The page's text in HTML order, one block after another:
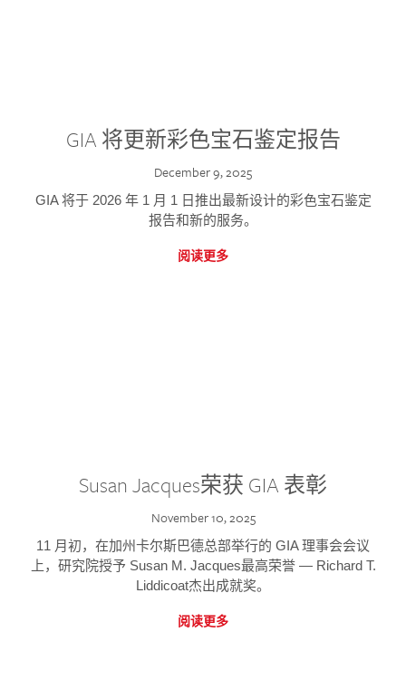
GIA 将更新彩色宝石鉴定报告
December 9, 2025
GIA 将于 2026 年 1 月 1 日推出最新设计的彩色宝石鉴定
报告和新的服务。
阅读更多
Susan Jacques荣获 GIA 表彰
November 10, 2025
11 月初，在加州卡尔斯巴德总部举行的 GIA 理事会会议
上，研究院授予 Susan M. Jacques最高荣誉 — Richard T.
Liddicoat杰出成就奖。
阅读更多